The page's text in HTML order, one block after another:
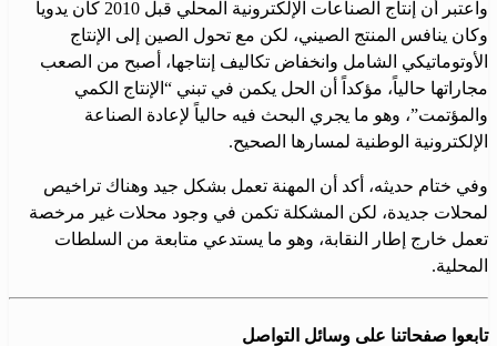
واعتبر أن إنتاج الصناعات الإلكترونية المحلي قبل 2010 كان يدوياً
وكان ينافس المنتج الصيني، لكن مع تحول الصين إلى الإنتاج
الأوتوماتيكي الشامل وانخفاض تكاليف إنتاجها، أصبح من الصعب
مجاراتها حالياً، مؤكداً أن الحل يكمن في تبني “الإنتاج الكمي
والمؤتمت”، وهو ما يجري البحث فيه حالياً لإعادة الصناعة
الإلكترونية الوطنية لمسارها الصحيح.
وفي ختام حديثه، أكد أن المهنة تعمل بشكل جيد وهناك تراخيص
لمحلات جديدة، لكن المشكلة تكمن في وجود محلات غير مرخصة
تعمل خارج إطار النقابة، وهو ما يستدعي متابعة من السلطات
المحلية.
تابعوا صفحاتنا على وسائل التواصل